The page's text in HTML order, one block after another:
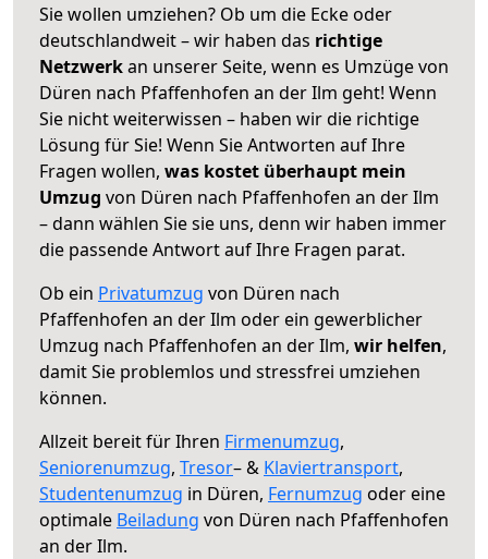
Sie wollen umziehen? Ob um die Ecke oder
deutschlandweit – wir haben das richtige
Netzwerkan unserer Seite, wenn es Umzüge von
Düren nach Pfaffenhofen an der Ilm geht! Wenn
Sie nicht weiterwissen – haben wir die richtige
Lösung für Sie! Wenn Sie Antworten auf Ihre
Fragen wollen, was kostet überhaupt mein
Umzug von Düren nach Pfaffenhofen an der Ilm
– dann wählen Sie sie uns, denn wir haben immer
die passende Antwort auf Ihre Fragen parat.
Ob ein Privatumzug von Düren nach
Pfaffenhofen an der Ilm oder ein gewerblicher
Umzug nach Pfaffenhofen an der Ilm, wir helfen,
damit Sie problemlos und stressfrei umziehen
können.
Allzeit bereit für Ihren Firmenumzug,
Seniorenumzug, Tresor– & Klaviertransport,
Studentenumzug in Düren, Fernumzug oder eine
optimale Beiladung von Düren nach Pfaffenhofen
an der Ilm.